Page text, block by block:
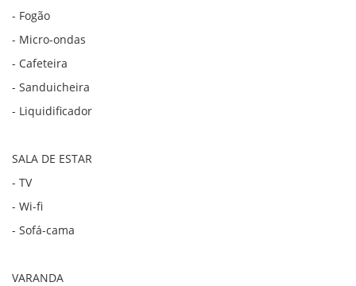
- Fogão
- Micro-ondas
- Cafeteira
- Sanduicheira
- Liquidificador
SALA DE ESTAR
- TV
- Wi-fi
- Sofá-cama
VARANDA